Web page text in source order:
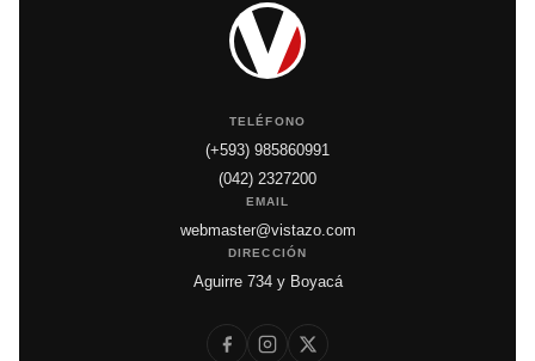
TELÉFONO
(+593) 985860991
(042) 2327200
EMAIL
webmaster@vistazo.com
DIRECCIÓN
Aguirre 734 y Boyacá